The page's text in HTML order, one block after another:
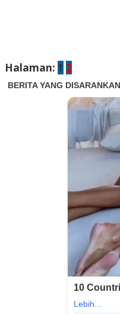
Halaman: 1 2